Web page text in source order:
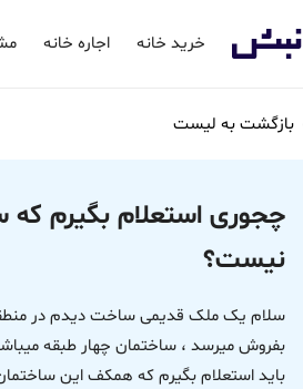
خرید خانه اجاره خانه
بازگشت به لیست
چجوری استعلام بگیرم که
نیست؟
بفروش میرسد ، ساختمان چهار طبقه
باید استعلام بگیرم که همکف این